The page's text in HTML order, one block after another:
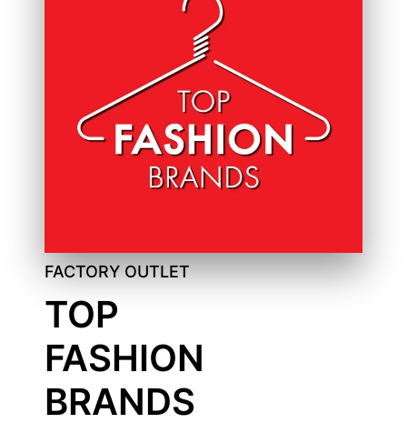
FACTORY OUTLET
TOP
FASHION
BRANDS